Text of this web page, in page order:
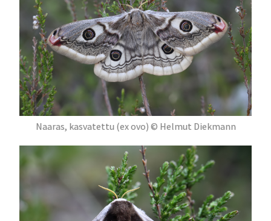
Naaras, kasvatettu (ex ovo) © Helmut Diekmann